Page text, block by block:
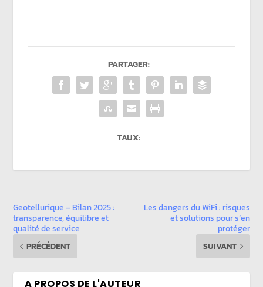
PARTAGER:
TAUX:
Geotellurique – Bilan 2025 :
transparence, équilibre et
qualité de service
PRÉCÉDENT
Les dangers du WiFi : risques
et solutions pour s’en
protéger
SUIVANT
A PROPOS DE L'AUTEUR